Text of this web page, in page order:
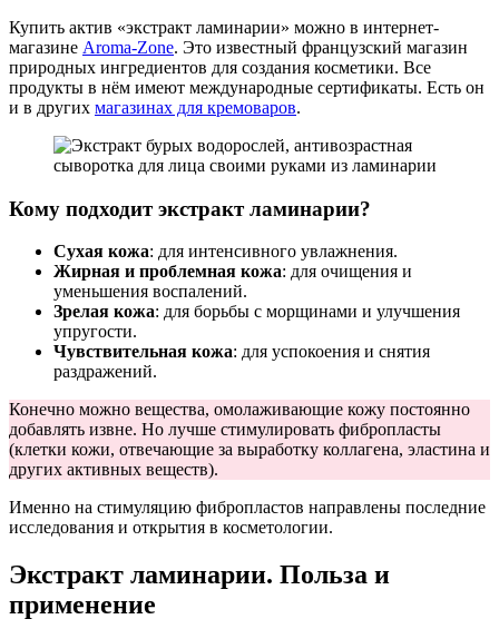
Купить актив «экстракт ламинарии» можно в интернет-
магазине Aroma-Zone. Это известный французский магазин
природных ингредиентов для создания косметики. Все
продукты в нём имеют международные сертификаты. Есть он
и в других магазинах для кремоваров.
Кому подходит экстракт ламинарии?
Сухая кожа: для интенсивного увлажнения.
Жирная и проблемная кожа: для очищения и
уменьшения воспалений.
Зрелая кожа: для борьбы с морщинами и улучшения
упругости.
Чувствительная кожа: для успокоения и снятия
раздражений.
Конечно можно вещества, омолаживающие кожу постоянно
добавлять извне. Но лучше стимулировать фибропласты
(клетки кожи, отвечающие за выработку коллагена, эластина и
других активных веществ).
Именно на стимуляцию фибропластов направлены последние
исследования и открытия в косметологии.
Экстракт ламинарии. Польза и
применение